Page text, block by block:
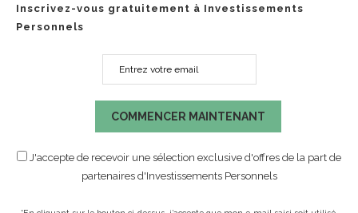
Inscrivez-vous gratuitement à Investissements
Personnels
COMMENCER MAINTENANT
J'accepte de recevoir une sélection exclusive d'offres de la part de
partenaires d'Investissements Personnels